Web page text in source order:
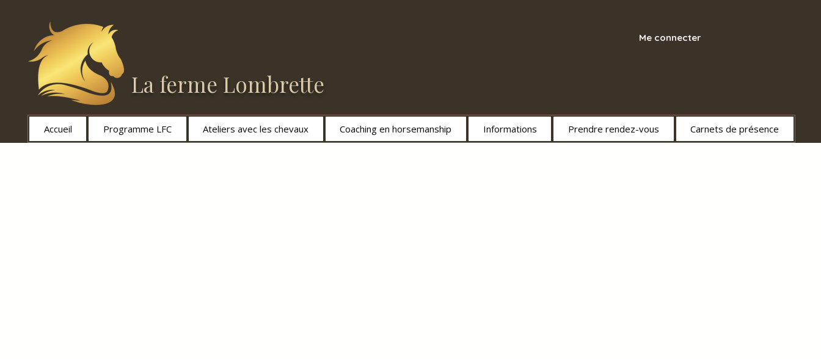
Me connecter
La ferme Lombrette
Accueil Programme LFC Ateliers avec les chevaux Coaching en horsemanship Informations Prendre rendez-vous Carnets de présence